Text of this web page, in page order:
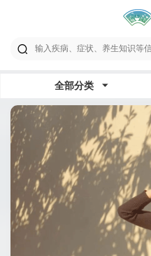
全部分类